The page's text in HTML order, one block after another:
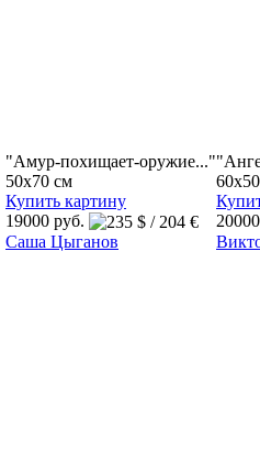
"Амур-похищает-оружие..."
50x70 см
Купить картину
19000 руб.
Саша Цыганов